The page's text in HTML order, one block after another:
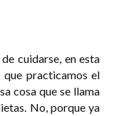
cuidarse, en esta
que practicamos el
cosa que se llama
No, porque ya